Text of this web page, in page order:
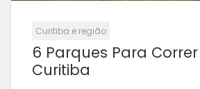
Curitiba e região
6 Parques Para Correr
Curitiba